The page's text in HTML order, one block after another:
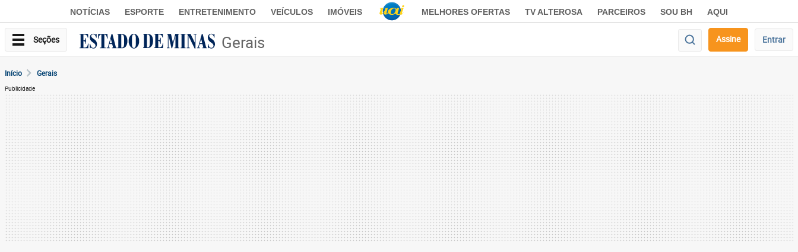
NOTÍCIAS ESPORTE ENTRETENIMENTO VEÍCULOS IMÓVEIS MELHORES OFERTAS TV ALTEROSA PARCEIROS SOU BH AQUI
Seções Gerais Assine Entrar
Início Gerais
Publicidade